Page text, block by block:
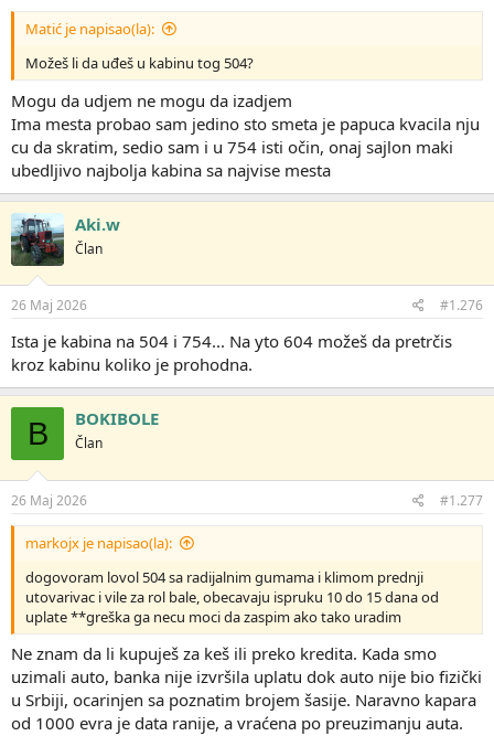
Matić je napisao(la):
Možeš li da uđeš u kabinu tog 504?
Mogu da udjem ne mogu da izadjem
Ima mesta probao sam jedino sto smeta je papuca kvacila nju
cu da skratim, sedio sam i u 754 isti očin, onaj sajlon maki
ubedljivo najbolja kabina sa najvise mesta
Aki.w
Član
26 Maj 2026 #1.276
Ista je kabina na 504 i 754... Na yto 604 možeš da pretrčis
kroz kabinu koliko je prohodna.
B BOKIBOLE
Član
26 Maj 2026 #1.277
markojx je napisao(la):
dogovoram lovol 504 sa radijalnim gumama i klimom prednji
utovarivac i vile za rol bale, obecavaju ispruku 10 do 15 dana od
uplate **greška ga necu moci da zaspim ako tako uradim
Ne znam da li kupuješ za keš ili preko kredita. Kada smo
uzimali auto, banka nije izvršila uplatu dok auto nije bio fizički
u Srbiji, ocarinjen sa poznatim brojem šasije. Naravno kapara
od 1000 evra je data ranije, a vraćena po preuzimanju auta.